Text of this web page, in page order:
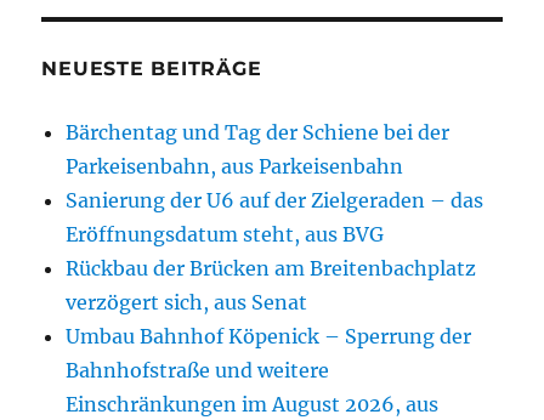
NEUESTE BEITRÄGE
Bärchentag und Tag der Schiene bei der
Parkeisenbahn, aus Parkeisenbahn
Sanierung der U6 auf der Zielgeraden – das
Eröffnungsdatum steht, aus BVG
Rückbau der Brücken am Breitenbachplatz
verzögert sich, aus Senat
Umbau Bahnhof Köpenick – Sperrung der
Bahnhofstraße und weitere
Einschränkungen im August 2026, aus